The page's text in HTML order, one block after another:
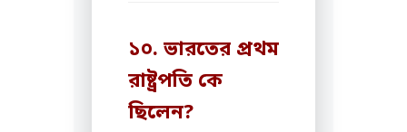
১০. ভারতের প্রথম
রাষ্ট্রপতি কে
ছিলেন?